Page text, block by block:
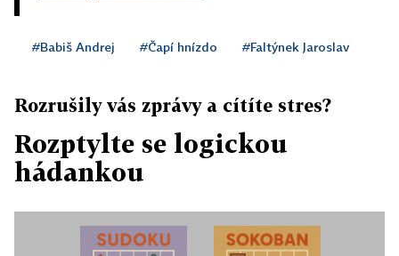
#Babiš Andrej #Čapí hnízdo #Faltýnek Jaroslav
Rozrušily vás zprávy a cítíte stres?
Rozptylte se logickou
hádankou